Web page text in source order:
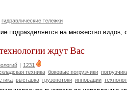
гидравлические тележки
подразделяется на множество видов,
ждут Вас
| 1231
техника боковые погрузчики
выставка грузопотоки инновации